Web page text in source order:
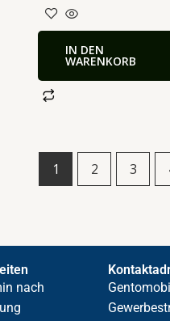
IN DEN
WARENKORB
1 2 3
nach